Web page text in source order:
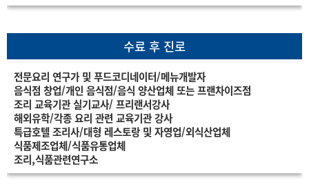
수료 후 진로
전문요리 연구가 및 푸드코디네이터/메뉴개발자
음식점 창업/개인 음식점/음식 양산업체 또는 프랜차이즈점
조리 교육기관 실기교사/ 프리랜서강사
해외유학/각종 요리 관련 교육기관 강사
특급호텔 조리사/대형 레스토랑 및 자영업/외식산업체
식품제조업체/식품유통업체
조리,식품관련연구소